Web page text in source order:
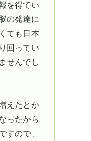
を得てい
の発達に
ても日本
回ってい
せんでし
えたとか
ったから
すので、